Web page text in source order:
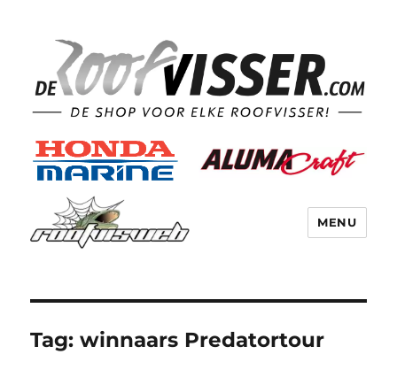
MENU
Tag:winnaars Predatortour